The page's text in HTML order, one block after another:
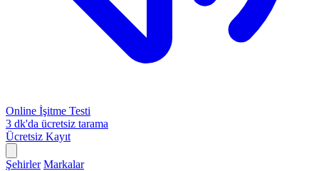
Online İşitme Testi
3 dk'da ücretsiz tarama
Ücretsiz Kayıt
Şehirler Markalar